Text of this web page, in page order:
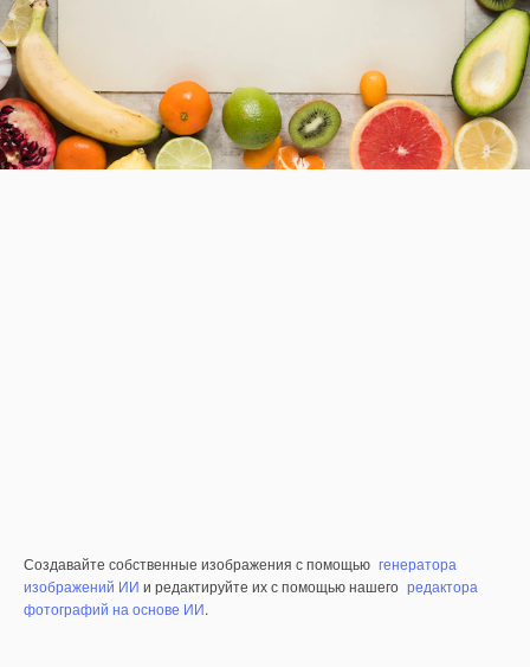
Создавайте собственные изображения с помощью генератора
изображений ИИ и редактируйте их с помощью нашего редактора
фотографий на основе ИИ.